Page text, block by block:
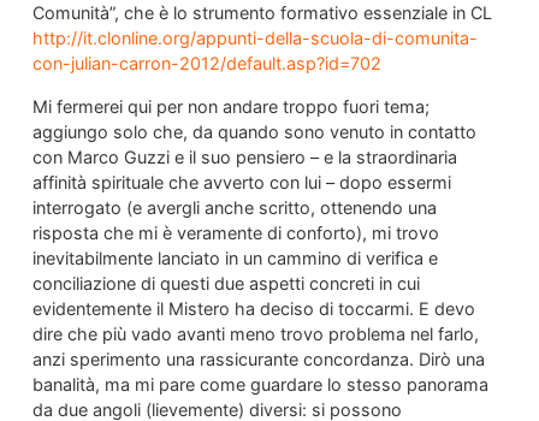
Comunità”, che è lo strumento formativo essenziale in CL
http://it.clonline.org/appunti-della-scuola-di-comunita-
con-julian-carron-2012/default.asp?id=702
Mi fermerei qui per non andare troppo fuori tema;
aggiungo solo che, da quando sono venuto in contatto
con Marco Guzzi e il suo pensiero – e la straordinaria
affinità spirituale che avverto con lui – dopo essermi
interrogato (e avergli anche scritto, ottenendo una
risposta che mi è veramente di conforto), mi trovo
inevitabilmente lanciato in un cammino di verifica e
conciliazione di questi due aspetti concreti in cui
evidentemente il Mistero ha deciso di toccarmi. E devo
dire che più vado avanti meno trovo problema nel farlo,
anzi sperimento una rassicurante concordanza. Dirò una
banalità, ma mi pare come guardare lo stesso panorama
da due angoli (lievemente) diversi: si possono